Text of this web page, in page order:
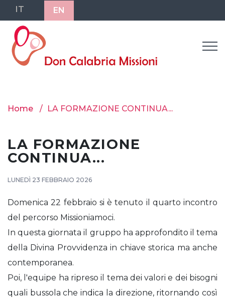
IT EN
Home LA FORMAZIONE CONTINUA...
LA FORMAZIONE
CONTINUA...
LUNEDÌ 23 FEBBRAIO 2026
Domenica 22 febbraio si è tenuto il quarto incontro
del percorso Missioniamoci.
In questa giornata il gruppo ha approfondito il tema
della Divina Provvidenza in chiave storica ma anche
contemporanea.
Poi, l'equipe ha ripreso il tema dei valori e dei bisogni
quali bussola che indica la direzione, ritornando così